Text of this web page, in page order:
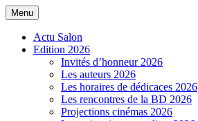
Salon de la BD de Sevrier
Menu
Actu Salon
Edition 2026
Invités d’honneur 2026
Les auteurs 2026
Les horaires de dédicaces 2026
Les rencontres de la BD 2026
Projections cinémas 2026